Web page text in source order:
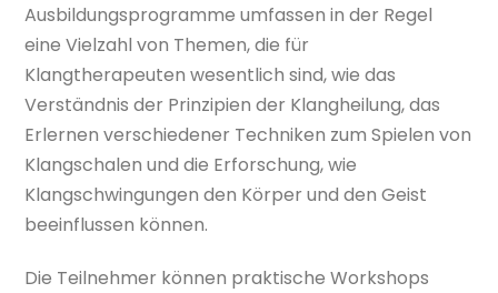
Ausbildungsprogramme umfassen in der Regel
eine Vielzahl von Themen, die für
Klangtherapeuten wesentlich sind, wie das
Verständnis der Prinzipien der Klangheilung, das
Erlernen verschiedener Techniken zum Spielen von
Klangschalen und die Erforschung, wie
Klangschwingungen den Körper und den Geist
beeinflussen können.
Die Teilnehmer können praktische Workshops